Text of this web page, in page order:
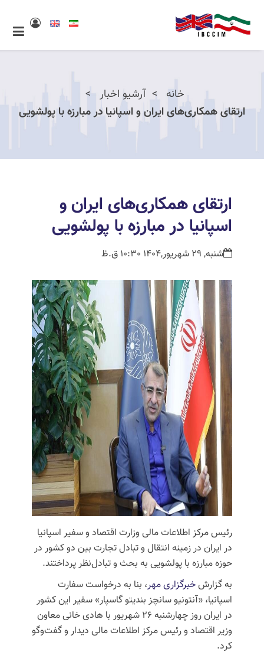
خانه
آرشیو اخبار
ارتقای همکاری‌های ایران و اسپانیا در مبارزه با پولشویی
ارتقای همکاری‌های ایران و
اسپانیا در مبارزه با پولشویی
شنبه, 29 شهریور,1404 10:30 ق.ظ
رئیس مرکز اطلاعات مالی وزارت اقتصاد و سفیر اسپانیا
در ایران در زمینه انتقال و تبادل تجارت بین دو کشور در
حوزه مبارزه با پولشویی به بحث و تبادل‌نظر پرداختند.
به گزارشخبرگزاری مهر، بنا به درخواست سفارت
اسپانیا، «آنتونیو سانچز بندیتو گاسپار» سفیر این کشور
در ایران روز چهارشنبه ۲۶ شهریور با هادی خانی معاون
وزیر اقتصاد و رئیس مرکز اطلاعات مالی دیدار و گفت‌وگو
کرد.